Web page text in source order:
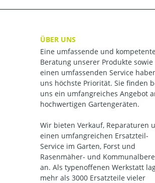
ÜBER UNS
Eine umfassende und kompetente
Beratung unserer Produkte sowie
einen umfassenden Service
uns höchste Priorität. Sie finden
uns ein umfangreiches Angebot
hochwertigen Gartengeräten.
Wir bieten Verkauf, Reparaturen
einen umfangreichen Ersatzteil-
Service im Garten, Forst und
Rasenmäher- und
an. Als typenoffenen Werkstatt
mehr als 3000 Ersatzteile vieler